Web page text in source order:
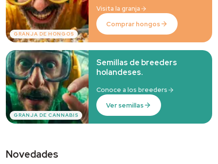
GRANJA DE HONGOS
Visita la granja
Comprar hongos
GRANJA DE CANNABIS
Semillas de breeders
holandeses.
Conoce a los breeders
Ver semillas
Novedades